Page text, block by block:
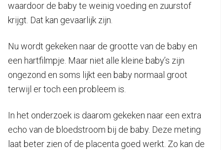
waardoor de baby te weinig voeding en zuurstof
krijgt. Dat kan gevaarlijk zijn.
Nu wordt gekeken naar de grootte van de baby en
een hartfilmpje. Maar niet alle kleine baby’s zijn
ongezond en soms lijkt een baby normaal groot
terwijl er toch een probleem is.
In het onderzoek is daarom gekeken naar een extra
echo van de bloedstroom bij de baby. Deze meting
laat beter zien of de placenta goed werkt. Zo kan de